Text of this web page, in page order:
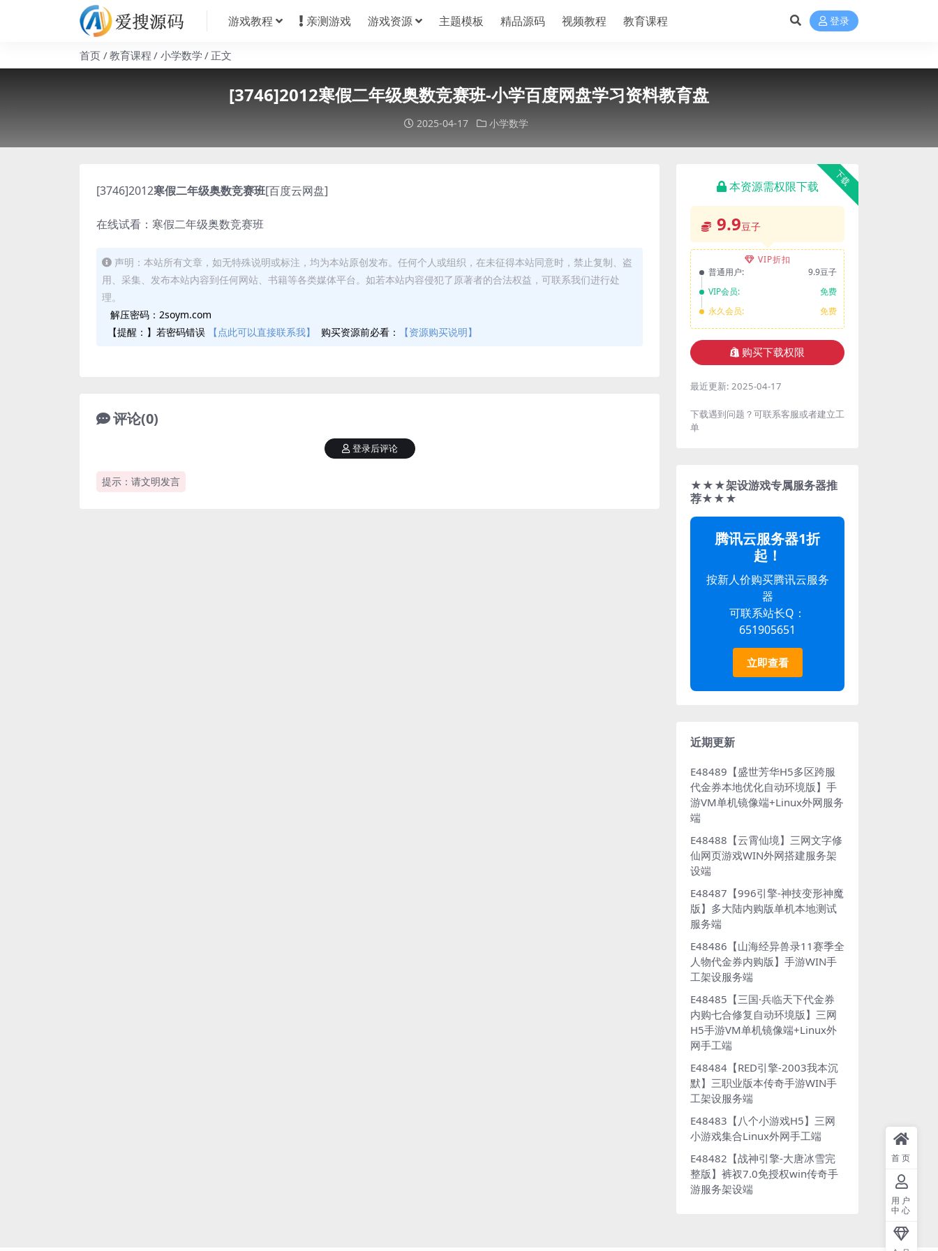
游戏教程 亲测游戏 游戏资源 主题模板 精品源码 视频教程 教育课程 登录
首页 教育课程 小学数学 正文
[3746]2012寒假二年级奥数竞赛班-小学百度网盘学习资料教育盘
2025-04-17 小学数学
[3746]2012寒假二年级奥数竞赛班[百度云网盘]
在线试看：寒假二年级奥数竞赛班
声明：本站所有文章，如无特殊说明或标注，均为本站原创发布。任何个人或组织，在未征得本站同意时，禁止复制、盗
用、采集、发布本站内容到任何网站、书籍等各类媒体平台。如若本站内容侵犯了原著者的合法权益，可联系我们进行处
理。
解压密码：2soym.com
【提醒：】若密码错误
【点此可以直接联系我】 购买资源前必看： 【资源购买说明】
评论(0)
提示：请文明发言
登录后评论
下载
本资源需权限下载
9.9豆子
VIP折扣
普通用户:
9.9豆子
VIP会员:
免费
永久会员:
免费
购买下载权限
最近更新: 2025-04-17
下载遇到问题？可联系客服或者建立工
单
★★★架设游戏专属服务器推
荐★★★
腾讯云服务器1折
起！
按新人价购买腾讯云服务
器
可联系站长Q：
651905651
立即查看
近期更新
E48489【盛世芳华H5多区跨服
代金券本地优化自动环境版】手
游VM单机镜像端+Linux外网服务
端
E48488【云霄仙境】三网文字修
仙网页游戏WIN外网搭建服务架
设端
E48487【996引擎-神技变形神魔
版】多大陆内购版单机本地测试
服务端
E48486【山海经异兽录11赛季全
人物代金券内购版】手游WIN手
工架设服务端
E48485【三国·兵临天下代金券
内购七合修复自动环境版】三网
H5手游VM单机镜像端+Linux外
网手工端
E48484【RED引擎-2003我本沉
默】三职业版本传奇手游WIN手
工架设服务端
E48483【八个小游戏H5】三网
小游戏集合Linux外网手工端
E48482【战神引擎-大唐冰雪完
整版】裤衩7.0免授权win传奇手
游服务架设端
首页
用户
中心